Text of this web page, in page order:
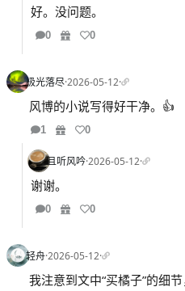
好。没问题。
0 0
极光落尽·2026-05-12·
风博的小说写得好干净。👍
1 0
且听风吟·2026-05-12·
谢谢。
0 0
轻舟·2026-05-12·
我注意到文中“买橘子”的细